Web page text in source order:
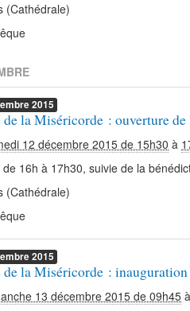
(Cathédrale)
2015
la Miséricorde : ouverture de
12 décembre 2015 de 15h30 à
de 16h à 17h30, suivie de la
(Cathédrale)
2015
de la Miséricorde : inauguration
13 décembre 2015 de 09h45 à